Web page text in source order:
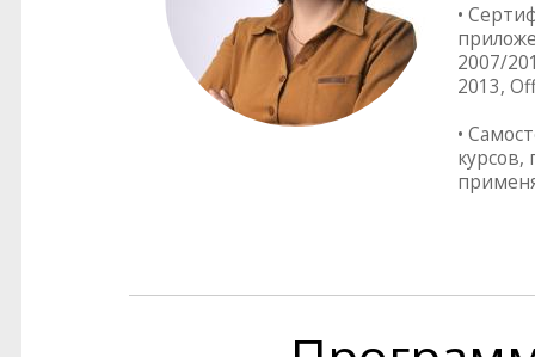
•
2007/
2013,
•
курсов,